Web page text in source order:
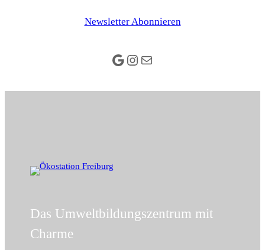
Newsletter Abonnieren
Google
Instagram
E-Mail
Das Umweltbildungszentrum mit
Charme